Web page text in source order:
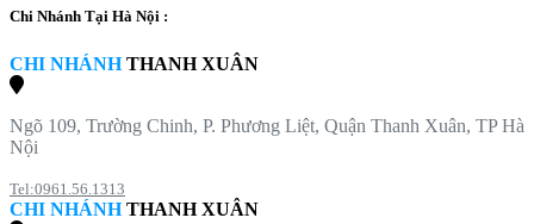
Chi Nhánh Tại Hà Nội :
CHI NHÁNHTHANH XUÂN
Ngõ 109, Trường Chinh, P. Phương Liệt, Quận Thanh Xuân, TP Hà
Nội
Tel:0961.56.1313
CHI NHÁNHTHANH XUÂN